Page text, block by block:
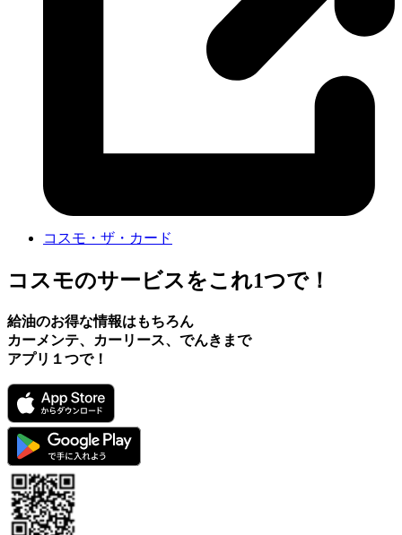
コスモ・ザ・カード
コスモのサービスをこれ1つで！
給油のお得な情報はもちろん
カーメンテ、カーリース、でんきまで
アプリ１つで！